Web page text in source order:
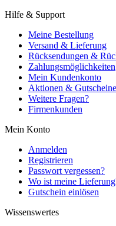
Hilfe & Support
Meine Bestellung
Versand & Lieferung
Rücksendungen &
Zahlungsmöglichkeiten
Mein Kundenkonto
Aktionen & Gutscheine
Weitere Fragen?
Firmenkunden
Mein Konto
Anmelden
Registrieren
Passwort vergessen?
Wo ist meine
Gutschein einlösen
Wissenswertes